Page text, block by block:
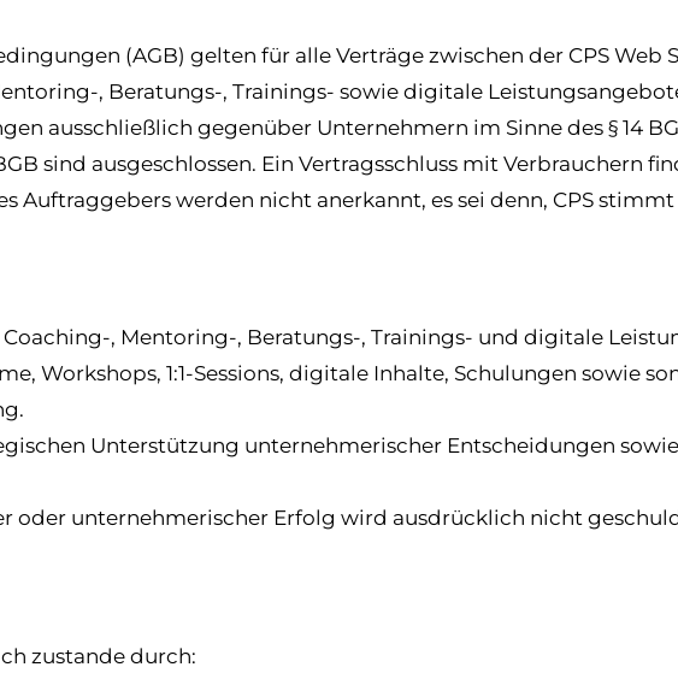
(AGB) gelten für alle Verträge zwischen der CPS Web
, Beratungs-, Trainings- sowie digitale
ausschließlich gegenüber Unternehmern im Sinne des § 14
sind ausgeschlossen. Ein Vertragsschluss mit Verbrauchern
Auftraggebers werden nicht anerkannt, es sei denn, CPS
Coaching-, Mentoring-, Beratungs-, Trainings- und digitale
Workshops, 1:1-Sessions, digitale Inhalte, Schulungen sowie
Unterstützung unternehmerischer Entscheidungen
oder unternehmerischer Erfolg wird ausdrücklich nicht
zustande durch: